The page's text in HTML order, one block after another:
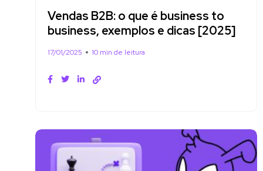
Vendas B2B: o que é business to
business, exemplos e dicas [2025]
17/01/2025 10 min de leitura